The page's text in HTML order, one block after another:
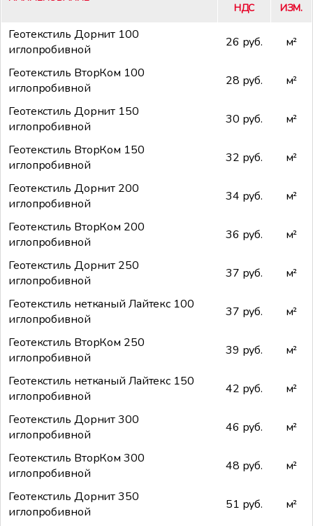
НДС ИЗМ.
Геотекстиль Дорнит 100
иглопробивной
26 руб.
м²
Геотекстиль ВторКом 100
иглопробивной
28 руб.
м²
Геотекстиль Дорнит 150
иглопробивной
30 руб.
м²
Геотекстиль ВторКом 150
иглопробивной
32 руб.
м²
Геотекстиль Дорнит 200
иглопробивной
34 руб.
м²
Геотекстиль ВторКом 200
иглопробивной
36 руб.
м²
Геотекстиль Дорнит 250
иглопробивной
37 руб.
м²
Геотекстиль нетканый Лайтекс 100
иглопробивной
37 руб.
м²
Геотекстиль ВторКом 250
иглопробивной
39 руб.
м²
Геотекстиль нетканый Лайтекс 150
иглопробивной
42 руб.
м²
Геотекстиль Дорнит 300
иглопробивной
46 руб.
м²
Геотекстиль ВторКом 300
иглопробивной
48 руб.
м²
Геотекстиль Дорнит 350
иглопробивной
51 руб.
м²